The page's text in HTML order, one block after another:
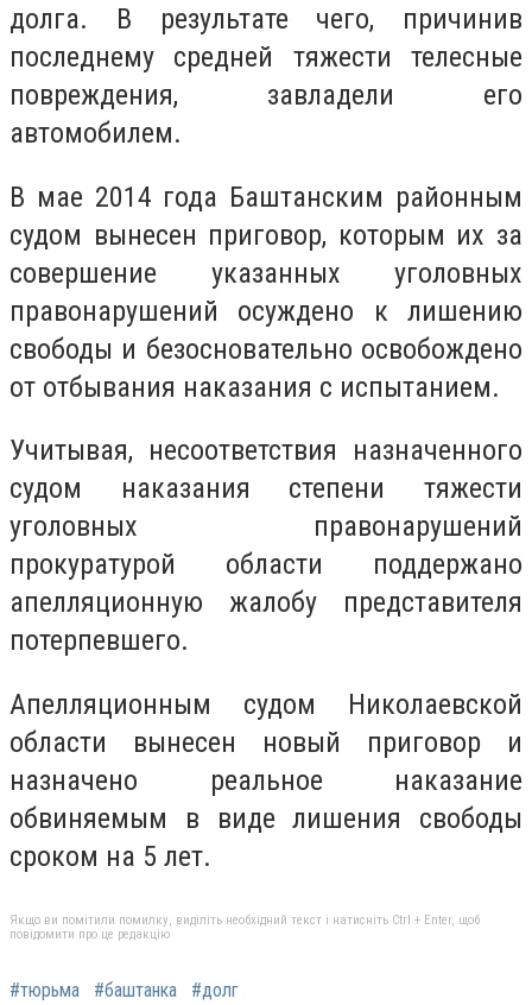
долга. В результате чего, причинив
последнему средней тяжести телесные
повреждения, завладели его
автомобилем.
В мае 2014 года Баштанским районным
судом вынесен приговор, которым их за
совершение указанных уголовных
правонарушений осуждено к лишению
свободы и безосновательно освобождено
от отбывания наказания с испытанием.
Учитывая, несоответствия назначенного
судом наказания степени тяжести
уголовных правонарушений
прокуратурой области поддержано
апелляционную жалобу представителя
потерпевшего.
Апелляционным судом Николаевской
области вынесен новый приговор и
назначено реальное наказание
обвиняемым в виде лишения свободы
сроком на 5 лет.
Якщо ви помітили помилку, виділіть необхідний текст і натисніть Ctrl + Enter, щоб
повідомити про це редакцію
#тюрьма #баштанка #долг